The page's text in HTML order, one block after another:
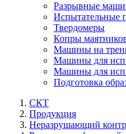
Разрывные
Испытательные
Твердомеры
Копры
Машины на
Машины для
Машины для
Подготовка
СКТ
Продукция
Неразрушающий